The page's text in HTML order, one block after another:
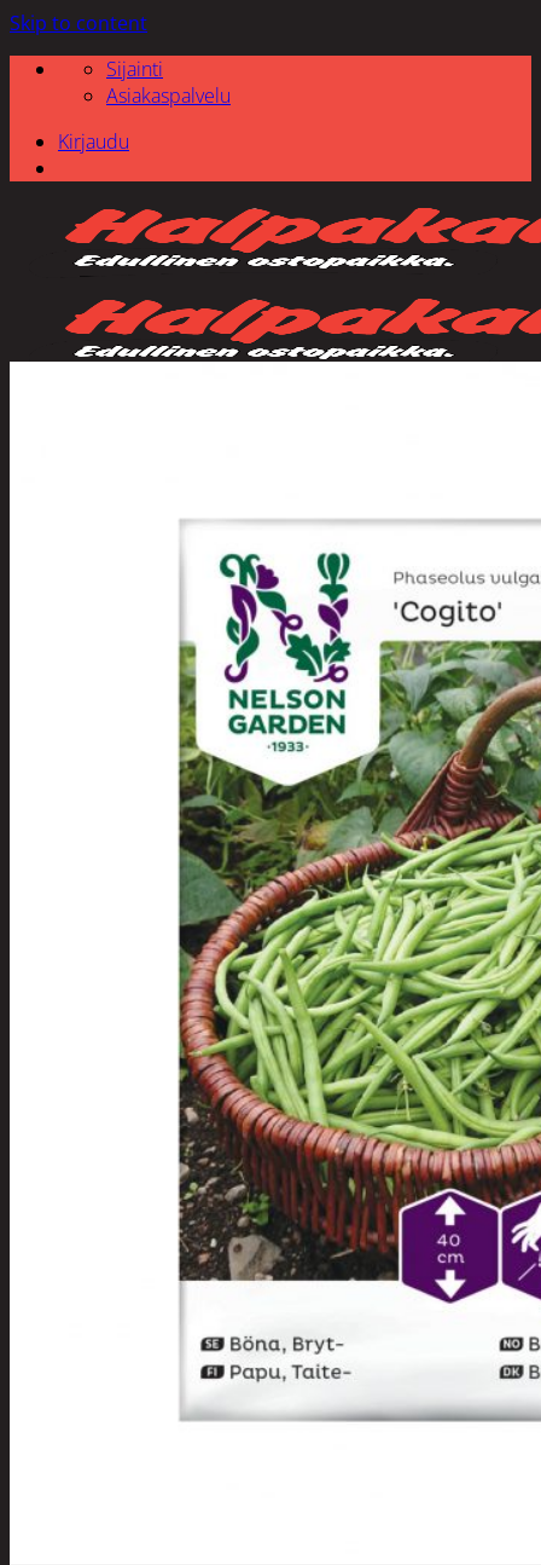
Skip to content
Sijainti
Asiakaspalvelu
Kirjaudu
Tuotevalikoima
Poistotuotteet
Kausituotteet
Joulu
Joulu- ja kausivalot
Eläimet ja
tontut
Kyntteliköt
Valoketjut ja
kuusenvalot
Joulukoristeet
Kranssit ja
asetelmat
Tontut ja
muut
Joulutekstiilit
Paketointi
Marjastus
Talvi
Päivittäistavarat
Apuvälineet
Hengityssuojaimet ja
desinfiointi
Henkilökohtainen
hygienia
Deodorantit
Hiustenhoito
Hiusharjat ja
Hiuspinnit ja
Hiusten ja